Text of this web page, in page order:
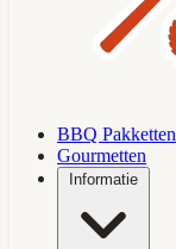
BBQ Pakketten
Gourmetten
Informatie